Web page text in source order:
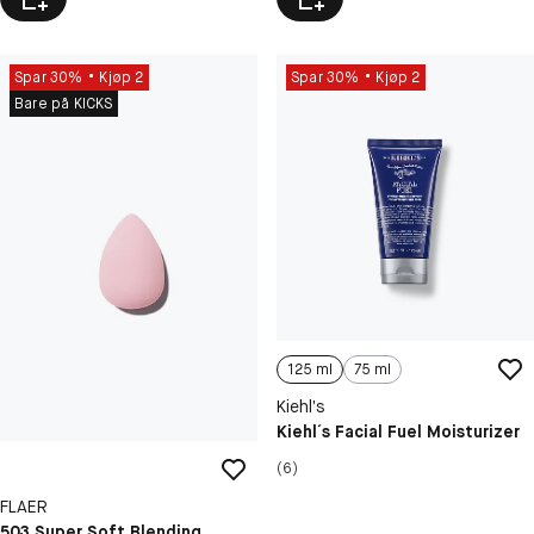
Spar 30%
Kjøp 2
Bare på KICKS
FLAER
Spar 30% Kjøp 2
125 ml 75 ml
Kiehl’s
Kiehl´s Facial Fuel Moisturizer
(6)